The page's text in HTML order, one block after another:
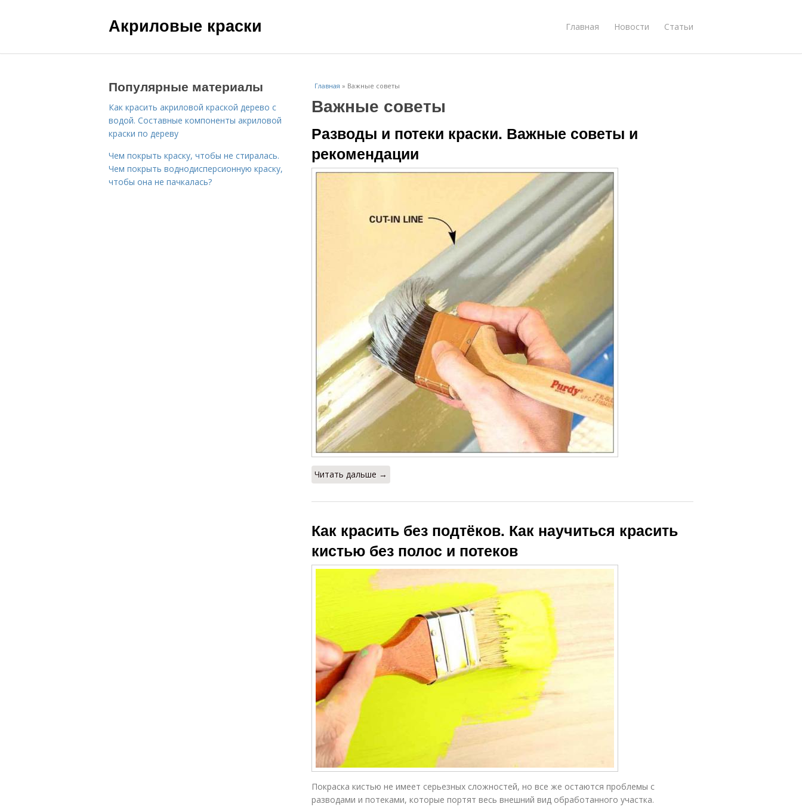
Акриловые краски Главная Новости Статьи
Главная » Важные советы
Важные советы
Разводы и потеки краски. Важные советы и
рекомендации
Читать дальше →
Как красить без подтёков. Как научиться красить
кистью без полос и потеков
Покраска кистью не имеет серьезных сложностей, но все же остаются проблемы с
разводами и потеками, которые портят весь внешний вид обработанного участка.
Популярные материалы
Как красить акриловой краской дерево с
водой. Составные компоненты акриловой
краски по дереву
Чем покрыть краску, чтобы не стиралась.
Чем покрыть воднодисперсионную краску,
чтобы она не пачкалась?